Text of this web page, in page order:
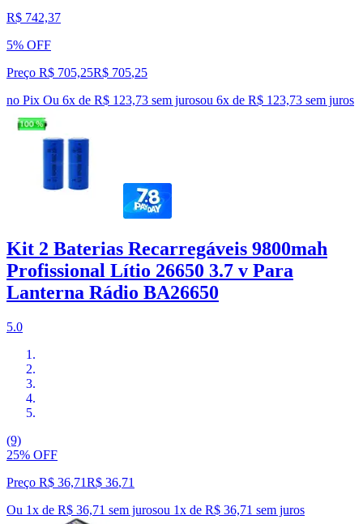
R$ 742,37
5% OFF
Preço R$ 705,25R$ 705,25
no Pix Ou 6x de R$ 123,73 sem jurosou 6x de R$ 123,73 sem juros
Kit 2 Baterias Recarregáveis 9800mah
Profissional Lítio 26650 3.7 v Para
Lanterna Rádio BA26650
5.0
(9)
25% OFF
Preço R$ 36,71R$ 36,71
Ou 1x de R$ 36,71 sem jurosou 1x de R$ 36,71 sem juros